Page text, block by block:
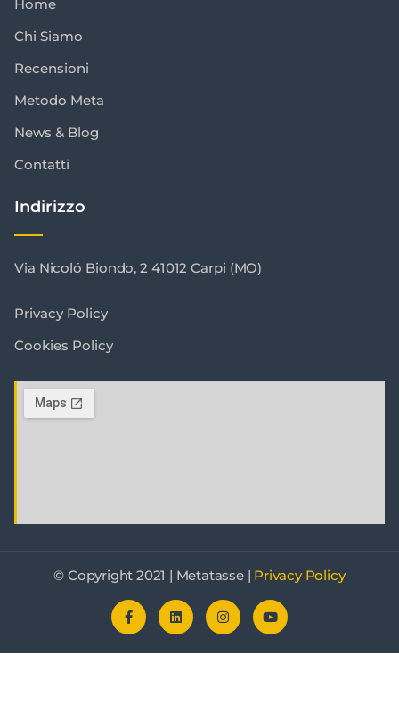
Home
Chi Siamo
Recensioni
Metodo Meta
News & Blog
Contatti
Indirizzo
Via Nicoló Biondo, 2 41012 Carpi (MO)
Privacy Policy
Cookies Policy
© Copyright 2021 | Metatasse | Privacy Policy